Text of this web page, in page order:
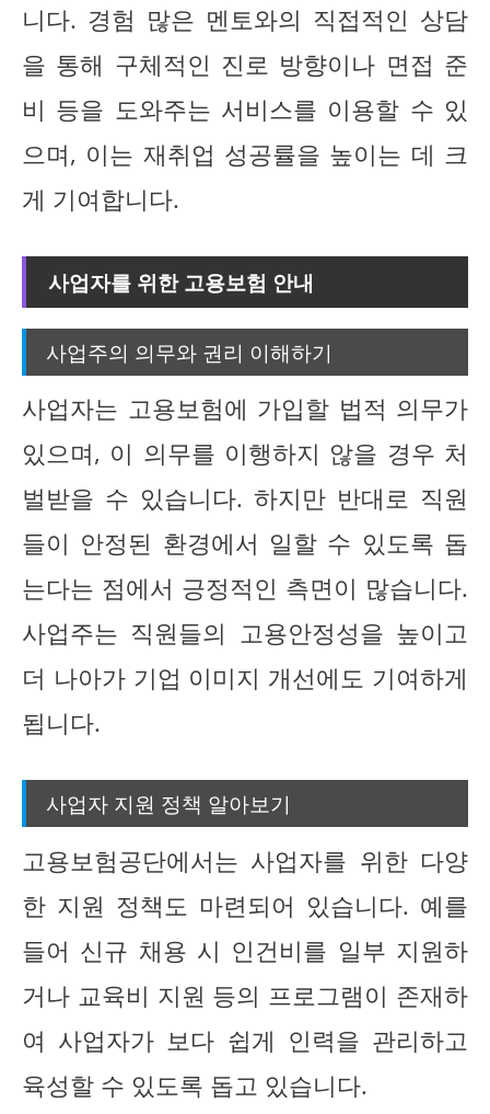
니다. 경험 많은 멘토와의 직접적인 상담
을 통해 구체적인 진로 방향이나 면접 준
비 등을 도와주는 서비스를 이용할 수 있
으며, 이는 재취업 성공률을 높이는 데 크
게 기여합니다.
사업자를 위한 고용보험 안내
사업주의 의무와 권리 이해하기
사업자는 고용보험에 가입할 법적 의무가
있으며, 이 의무를 이행하지 않을 경우 처
벌받을 수 있습니다. 하지만 반대로 직원
들이 안정된 환경에서 일할 수 있도록 돕
는다는 점에서 긍정적인 측면이 많습니다.
사업주는 직원들의 고용안정성을 높이고
더 나아가 기업 이미지 개선에도 기여하게
됩니다.
사업자 지원 정책 알아보기
고용보험공단에서는 사업자를 위한 다양
한 지원 정책도 마련되어 있습니다. 예를
들어 신규 채용 시 인건비를 일부 지원하
거나 교육비 지원 등의 프로그램이 존재하
여 사업자가 보다 쉽게 인력을 관리하고
육성할 수 있도록 돕고 있습니다.